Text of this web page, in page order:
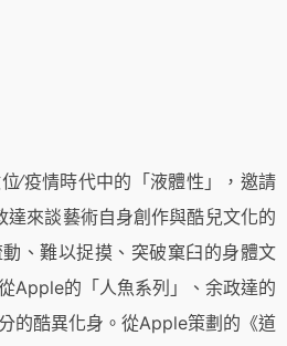
∕疫情時代中的「液體性」，邀請
達來談藝術自身創作與酷兒文化的
、難以捉摸、突破窠臼的身體文
Apple的「人魚系列」、余政達的
的酷異化身。從Apple策劃的《道